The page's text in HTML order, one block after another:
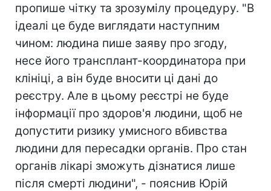
пропише чітку та зрозумілу процедуру. "В
ідеалі це буде виглядати наступним
чином: людина пише заяву про згоду,
несе його трансплант-координатора при
клініці, а він буде вносити ці дані до
реєстру. Але в цьому реєстрі не буде
інформації про здоров'я людини, щоб не
допустити ризику умисного вбивства
людини для пересадки органів. Про стан
органів лікарі зможуть дізнатися лише
після смерті людини", - пояснив Юрій